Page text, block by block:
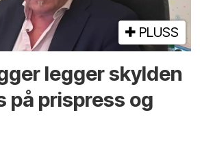
PLUSS
legger skylden
på prispress og